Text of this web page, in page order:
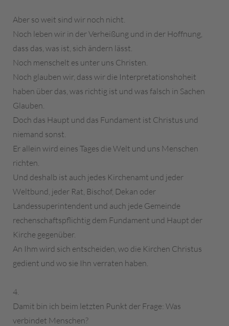
Aber so weit sind wir noch nicht.
Noch leben wir in der Verheißung und in der Hoffnung,
dass das, was ist, sich ändern lässt.
Noch menschelt es unter uns Christen.
Noch glauben wir, dass wir die Interpretationshoheit
haben über das, was richtig ist und was falsch in Sachen
Glauben.
Doch das Haupt und das Fundament ist Christus und
niemand sonst.
Er allein wird eines Tages die Welt und uns Menschen
richten.
Und deshalb ist auch jedes Kirchenamt und jeder
Weltbund, jeder Rat, Bischof, Dekan oder
Landessuperintendent und auch jede Gemeinde
rechenschaftspflichtig dem Fundament und Haupt der
Kirche gegenüber.
An Ihm wird sich entscheiden, wo die Kirchen Christus
gedient und wo sie Ihn verraten haben.
4.
Damit bin ich beim letzten Punkt der Frage: Was
verbindet Menschen?